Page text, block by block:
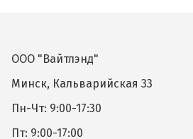
ООО "Вайтлэнд"
Минск, Кальварийская 33
Пн-Чт: 9:00-17:30
Пт: 9:00-17:00